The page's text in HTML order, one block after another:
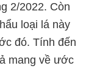
2/2022. Còn
loại lá này
đó. Tính đến
mang về ước